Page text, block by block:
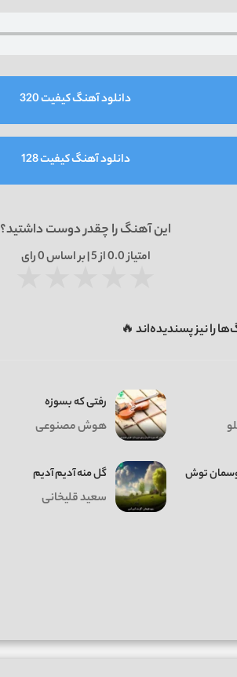
دانلود آهنگ کیفیت 320
دانلود آهنگ کیفیت 128
این آهنگ را چقدر دوست داشتید؟
امتیاز0.0از 5 | بر اساس 0رای
را نیز پسندیده‌اند 🔥
رفتی که بسوزه
هوش مصنوعی
توش گل منه آدیم آدیم
سعید قلیخانی